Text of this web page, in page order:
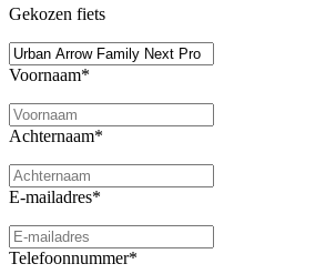
Gekozen fiets
Voornaam*
Achternaam*
E-mailadres*
Telefoonnummer*